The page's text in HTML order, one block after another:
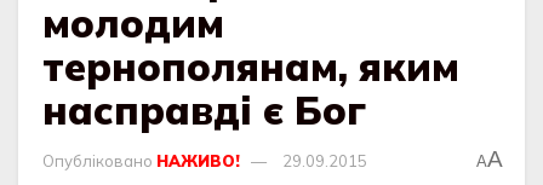
молодим
тернополянам, яким
насправді є Бог
Опубліковано НАЖИВО! 29.09.2015 AA